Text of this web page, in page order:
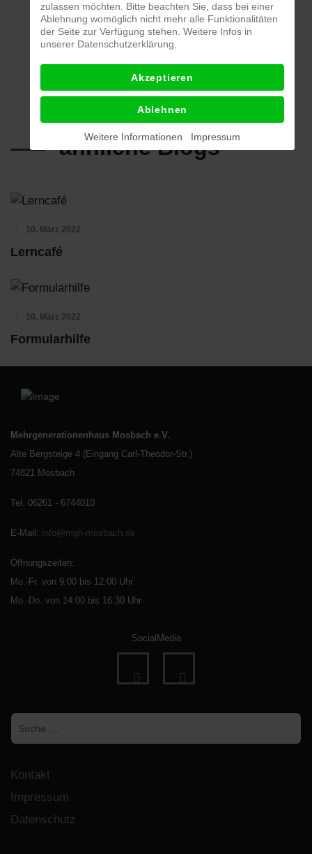
Vorheriger Beitrag: Formularhilfe
Zurück
ähnliche Blogs
10. März 2022
Lerncafé
10. März 2022
Formularhilfe
Mehrgenerationenhaus Mosbach e.V.
Alte Bergsteige 4 (Eingang Carl-Theodor-Str.)
74821 Mosbach
Tel. 06261 - 6744010
E-Mail: info@mgh-mosbach.de
Öffnungszeiten:
Mo.-Fr. von 9:00 bis 12:00 Uhr
Mo.-Do. von 14:00 bis 16:30 Uhr
SocialMedia
fa-
fa-
Suchen
Kontakt
Impressum
Datenschutz
zulassen möchten. Bitte beachten Sie, dass bei einer
Ablehnung womöglich nicht mehr alle Funktionalitäten
der Seite zur Verfügung stehen. Weitere Infos in
unserer Datenschutzerklärung.
Akzeptieren
Ablehnen
Weitere Informationen Impressum